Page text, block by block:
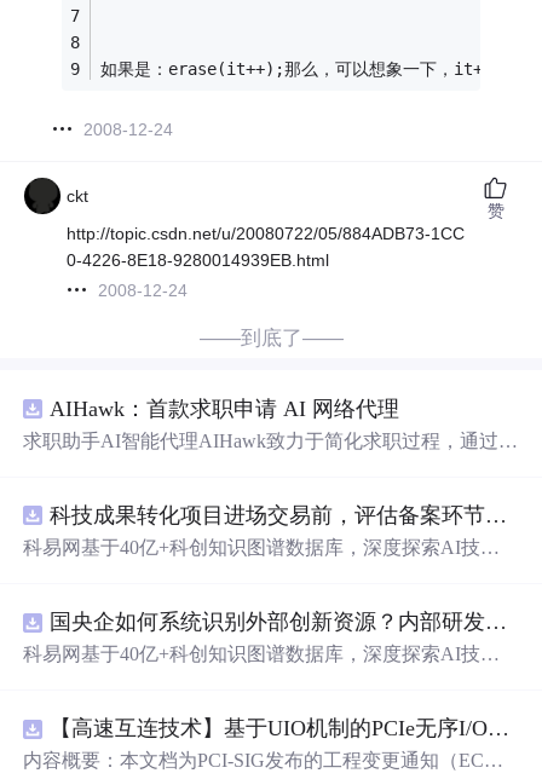
如果是：erase(it++);那么，可以想象一下，it++的实
2008-12-24
ckt
http://topic.csdn.net/u/20080722/05/884ADB73-1CC
0-4226-8E18-9280014939EB.html
2008-12-24
赞
——到底了——
AIHawk：首款求职申请 AI 网络代理
求职助手AI智能代理AIHawk致力于简化求职过程，通过自
科技成果转化项目进场交易前，评估备案环节需要准备哪些材料？.docx
科易网基于40亿+科创知识图谱数据库，深度探索AI技术
新领域的AI+数智化解决方案，推动科技创新与产业创新
智能化发展。
国央企如何系统识别外部创新资源？内部研发体系完善，但对外部高校、中小科技企业技术能力缺乏动态认知。.docx
科易网基于40亿+科创知识图谱数据库，深度探索AI技术
新领域的AI+数智化解决方案，推动科技创新与产业创新
智能化发展。
【高速互连技术】基于UIO机制的PCIe无序I/O扩展：多路径架构下内存请求的高性能传输与排序控制方案设计
内容概要：本文档为PCI-SIG发布的工程变更通知（EC